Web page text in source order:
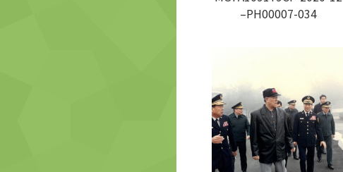
–PH00007-034